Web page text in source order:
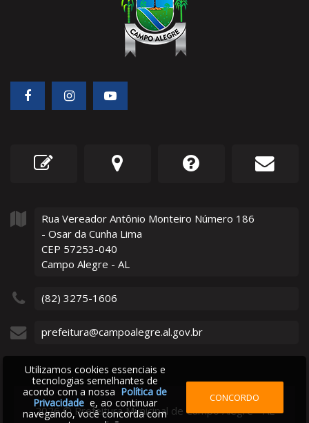
Rua Vereador Antônio Monteiro Número 186
- Osar da Cunha Lima
CEP 57253-040
Campo Alegre - AL
(82) 3275-1606
prefeitura@campoalegre.al.gov.br
2026 ©Prefeitura Municipal de Campo Alegre - AL
Utilizamos cookies essenciais e
tecnologias semelhantes de
acordo com a nossa Política de
Privacidadee, ao continuar
navegando, você concorda com
CONCORDO